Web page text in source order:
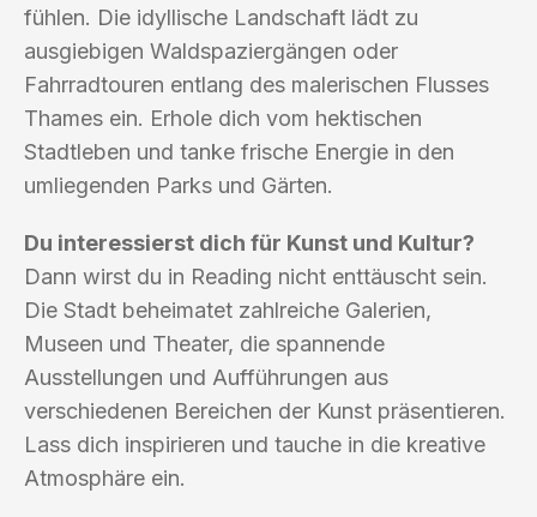
fühlen. Die idyllische Landschaft lädt zu
ausgiebigen Waldspaziergängen oder
Fahrradtouren entlang des malerischen Flusses
Thames ein. Erhole dich vom hektischen
Stadtleben und tanke frische Energie in den
umliegenden Parks und Gärten.
Du interessierst dich für Kunst und Kultur?
Dann wirst du in Reading nicht enttäuscht sein.
Die Stadt beheimatet zahlreiche Galerien,
Museen und Theater, die spannende
Ausstellungen und Aufführungen aus
verschiedenen Bereichen der Kunst präsentieren.
Lass dich inspirieren und tauche in die kreative
Atmosphäre ein.